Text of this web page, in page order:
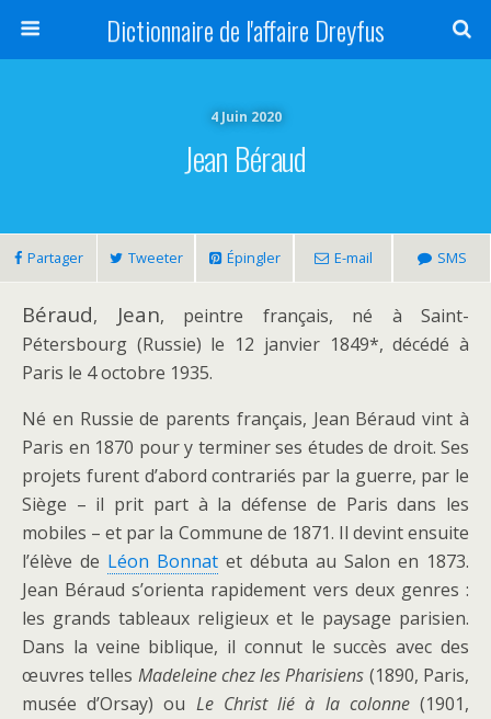
Dictionnaire de l'affaire Dreyfus
4 Juin 2020
Jean Béraud
Partager Tweeter Épingler E-mail SMS
Béraud, Jean, peintre français, né à Saint-
Pétersbourg (Russie) le 12 janvier 1849*, décédé à
Paris le 4 octobre 1935.
Né en Russie de parents français, Jean Béraud vint à
Paris en 1870 pour y terminer ses études de droit. Ses
projets furent d’abord contrariés par la guerre, par le
Siège – il prit part à la défense de Paris dans les
mobiles – et par la Commune de 1871. Il devint ensuite
l’élève de Léon Bonnat et débuta au Salon en 1873.
Jean Béraud s’orienta rapidement vers deux genres :
les grands tableaux religieux et le paysage parisien.
Dans la veine biblique, il connut le succès avec des
œuvres telles Madeleine chez les Pharisiens (1890, Paris,
musée d’Orsay) ou Le Christ lié à la colonne(1901,